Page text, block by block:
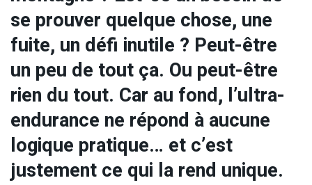
se prouver quelque chose, une
fuite, un défi inutile ? Peut-être
un peu de tout ça. Ou peut-être
rien du tout. Car au fond, l’ultra-
endurance ne répond à aucune
logique pratique… et c’est
justement ce qui la rend unique.